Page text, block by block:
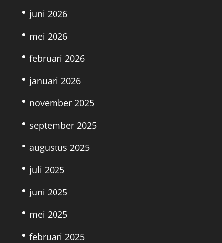
juni 2026
mei 2026
februari 2026
januari 2026
november 2025
september 2025
augustus 2025
juli 2025
juni 2025
mei 2025
februari 2025